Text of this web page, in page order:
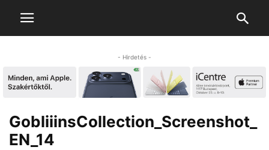
- Hirdetés -
GobliiinsCollection_Screenshot_
EN_14